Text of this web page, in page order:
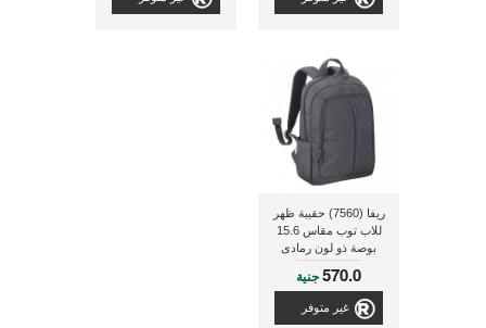
ريفا (7560) حقيبة ظهر
للاب توب مقاس 15.6
بوصة ذو لون رمادى
570.0جنية
غير متوفر